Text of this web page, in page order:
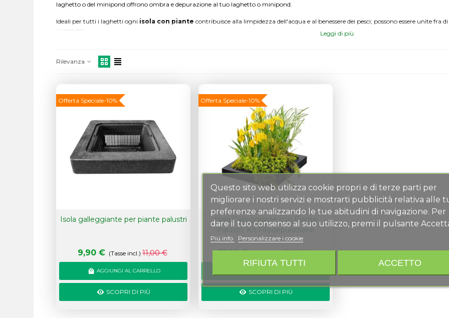
laghetto o del minipond offrono ombra e depurazione al tuo laghetto o minipond.
Ideali per tutti i laghetti ogni isola con piante contribuisce alla limpidezza dell'acqua e al benessere dei pesci; possono essere unite
variegate.
Leggi di più
Rilevanza
Novità
Offerta Speciale-10%
Isola galleggiante per piante palustri
9,90 € (Tasse incl.) 11,00 €
AGGIUNGI AL CARRELLO
SCOPRI DI PIÙ
Novità
Offerta Speciale-10%
Isola Galleggiante con Piante
Palustri: Kit Fitodepurazione
31,50 € 35,00 €
SCOPRI DI PIÙ
Questo sito web utilizza cookie propri e di terze parti per
migliorare i nostri servizi e mostrarti pubblicità relativa alle
preferenze analizzando le tue abitudini di navigazione. Per
dare il tuo consenso al suo utilizzo, premi il pulsante
Piú info Personalizzare i cookie
RIFIUTA TUTTI ACCETTO